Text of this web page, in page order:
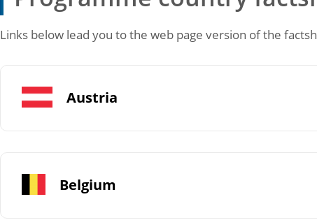
Links below lead you to the web page version of the
Austria
Belgium